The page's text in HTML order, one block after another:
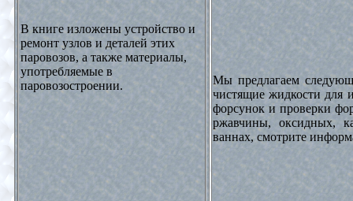
В книге изложены устройство и
ремонт узлов и деталей этих
паровозов, а также материалы,
употребляемые в
паровозостроении.
Мы предлагаем
чистящие жидкости для
форсунок и проверки
ржавчины, оксидных,
ваннах, смотрите